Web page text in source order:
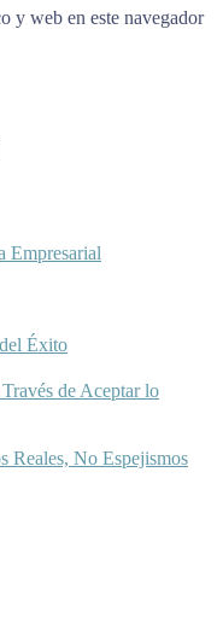
y web en este navegador
Empresarial
Éxito
de Aceptar lo
Reales, No Espejismos